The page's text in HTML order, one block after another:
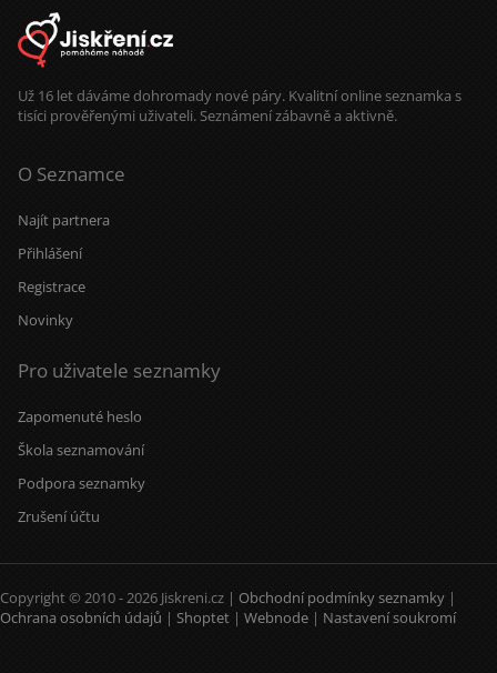
Už 16 let dáváme dohromady nové páry. Kvalitní online seznamka s
tisíci prověřenými uživateli. Seznámení zábavně a aktivně.
O Seznamce
Najít partnera
Přihlášení
Registrace
Novinky
Pro uživatele seznamky
Zapomenuté heslo
Škola seznamování
Podpora seznamky
Zrušení účtu
Copyright © 2010 - 2026 Jiskreni.cz | Obchodní podmínky seznamky |
Ochrana osobních údajů | Shoptet | Webnode | Nastavení soukromí